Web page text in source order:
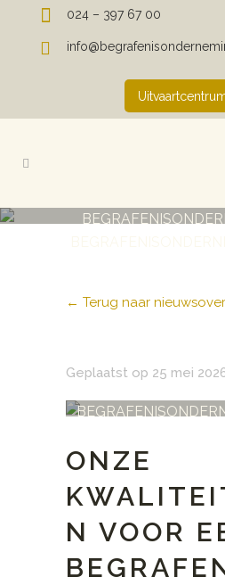
024 – 397 67 00
← Terug naar
Geplaatst op 25 mei
ONZE
N VOOR